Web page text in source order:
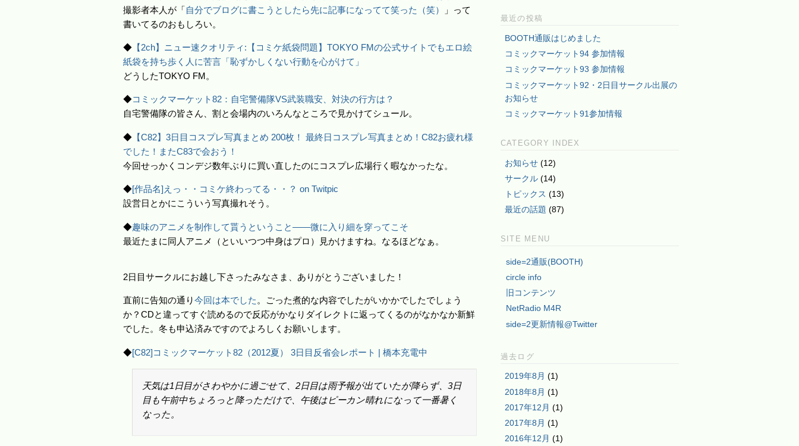
撮影者本人が「自分でブログに書こうとしたら先に記事になってて笑った（笑）
」って
書いてるのおもしろい。
◆ 【2ch】ニュー速クオリティ:【コミケ紙袋問題】TOKYO FMの公式サイトでもエロ絵
紙袋を持ち歩く人に苦言「恥ずかしくない行動を心がけて」
どうしたTOKYO FM。
◆コミックマーケット82：自宅警備隊VS武装職安、対決の行方は？
自宅警備隊の皆さん、割と会場内のいろんなところで見かけてシュール。
◆ 【C82】3日目コスプレ写真まとめ 200枚！ 最終日コスプレ写真まとめ！C82お疲れ様
でした！またC83で会おう！
今回せっかくコンデジ数年ぶりに買い直したのにコスプレ広場行く暇なかったな。
◆[作品名]えっ・・コミケ終わってる・・？ on Twitpic
設営日とかにこういう写真撮れそう。
◆趣味のアニメを制作して貰うということ――微に入り細を穿ってこそ
最近たまに同人アニメ（といいつつ中身はプロ）見かけますね。なるほどなぁ。
2日目サークルにお越し下さったみなさま、ありがとうございました！
直前に告知の通り今回は本でした。ごった煮的な内容でしたがいかかでしたでしょう
か？CDと違ってすぐ読めるので反応がかなりダイレクトに返ってくるのがなかなか新鮮
でした。冬も申込済みですのでよろしくお願いします。
◆[C82]コミックマーケット82（2012夏） 3日目反省会レポート | 橋本充電中
天気は1日目がさわやかに過ごせて、2日目は雨予報が出ていたが降らず、3日
目も午前中ちょろっと降っただけで、午後はピーカン晴れになって一番暑く
なった。
最近の投稿
BOOTH通販はじめました
コミックマーケット94 参加情報
コミックマーケット93 参加情報
コミックマーケット92・2日目サークル出展の
お知らせ
コミックマーケット91参加情報
CATEGORY INDEX
お知らせ (12)
サークル (14)
トピックス (13)
最近の話題 (87)
SITE MENU
side=2通販(BOOTH)
circle info
旧コンテンツ
NetRadio M4R
side=2更新情報@Twitter
過去ログ
2019年8月 (1)
2018年8月 (1)
2017年12月 (1)
2017年8月 (1)
2016年12月 (1)